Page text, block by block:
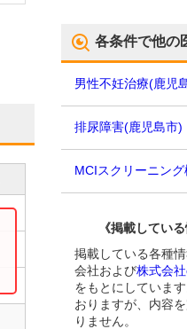
各条件で他の
男性不妊治療(鹿児
排尿障害(鹿児島市)
MCIスクリーニング
《掲載してい
掲載している各種
会社および株式会
をもとにしていま
おりますが、内容
りません。